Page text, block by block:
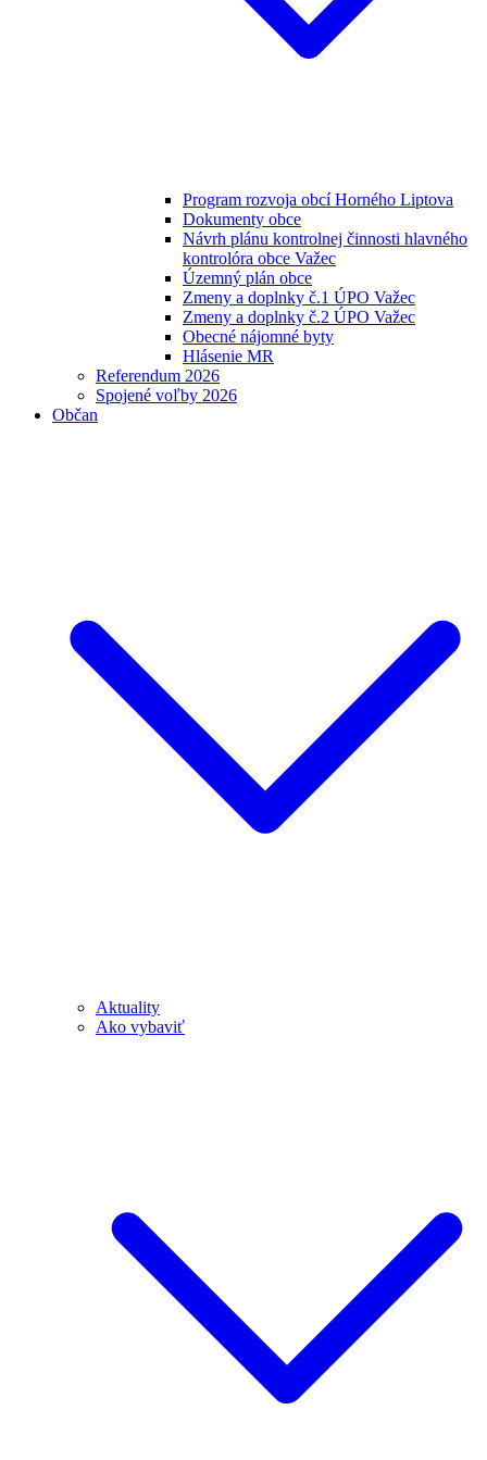
Program rozvoja obcí Horného Liptova
Dokumenty obce
Návrh plánu kontrolnej činnosti hlavného
kontrolóra obce Važec
Územný plán obce
Zmeny a doplnky č.1 ÚPO Važec
Zmeny a doplnky č.2 ÚPO Važec
Obecné nájomné byty
Hlásenie MR
Referendum 2026
Spojené voľby 2026
Občan
Aktuality
Ako vybaviť